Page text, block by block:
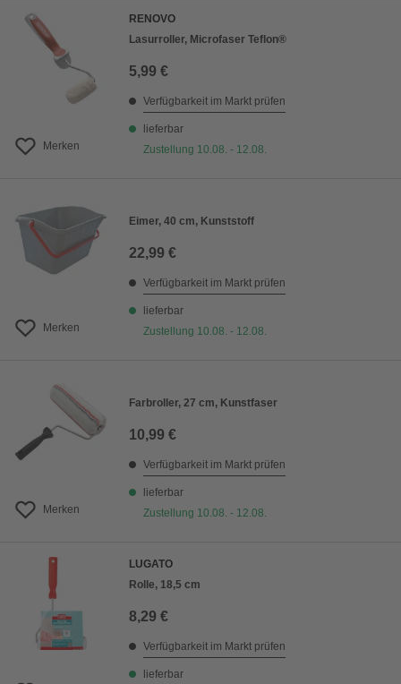
Merken
RENOVO
Lasurroller, Microfaser Teflon®
5,99 €
Verfügbarkeit im Markt prüfen
lieferbar
Zustellung 10.08. - 12.08.
Merken
Eimer, 40 cm, Kunststoff
22,99 €
Verfügbarkeit im Markt prüfen
lieferbar
Zustellung 10.08. - 12.08.
Merken
Farbroller, 27 cm, Kunstfaser
10,99 €
Verfügbarkeit im Markt prüfen
lieferbar
Zustellung 10.08. - 12.08.
LUGATO
Rolle, 18,5 cm
8,29 €
Verfügbarkeit im Markt prüfen
lieferbar